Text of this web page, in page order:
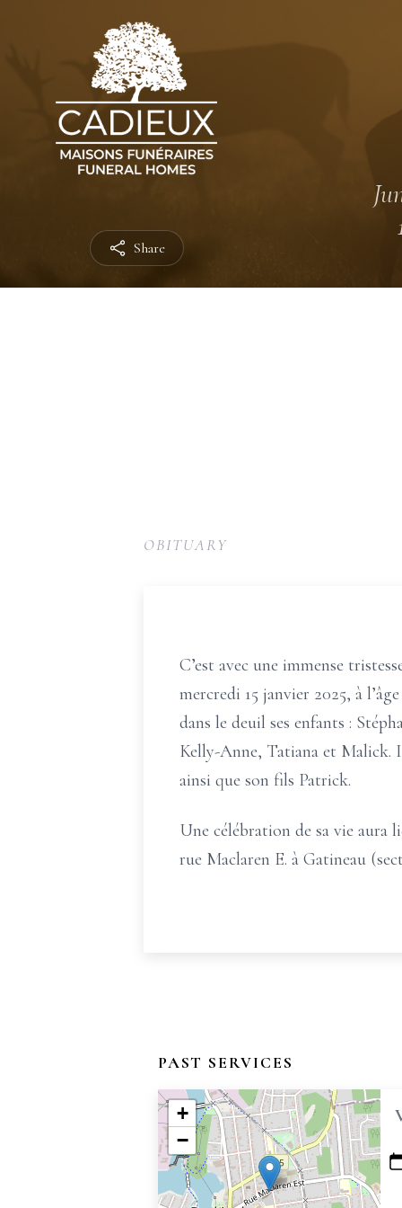
Share
OBITUARY
C’est avec une immense
mercredi 15 janvier 2025, à
dans le deuil ses enfants :
Kelly-Anne, Tatiana et Malick.
ainsi que son fils Patrick.
Une célébration de sa vie aura
rue Maclaren E. à Gatineau
PAST SERVICES
+
−